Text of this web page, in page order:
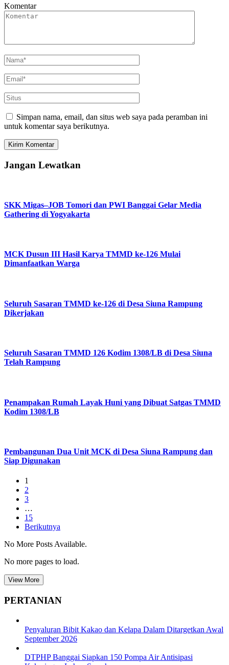
Komentar
Simpan nama, email, dan situs web saya pada peramban ini
untuk komentar saya berikutnya.
Jangan Lewatkan
SKK Migas–JOB Tomori dan PWI Banggai Gelar Media
Gathering di Yogyakarta
MCK Dusun III Hasil Karya TMMD ke-126 Mulai
Dimanfaatkan Warga
Seluruh Sasaran TMMD ke-126 di Desa Siuna Rampung
Dikerjakan
Seluruh Sasaran TMMD 126 Kodim 1308/LB di Desa Siuna
Telah Rampung
Penampakan Rumah Layak Huni yang Dibuat Satgas TMMD
Kodim 1308/LB
Pembangunan Dua Unit MCK di Desa Siuna Rampung dan
Siap Digunakan
1
2
3
…
15
Berikutnya
No More Posts Available.
No more pages to load.
View More
PERTANIAN
Penyaluran Bibit Kakao dan Kelapa Dalam Ditargetkan Awal
September 2026
DTPHP Banggai Siapkan 150 Pompa Air Antisipasi